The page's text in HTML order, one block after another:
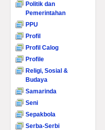
Politik dan
Pemerintahan
PPU
Profil
Profil Calog
Profile
Religi, Sosial &
Budaya
Samarinda
Seni
Sepakbola
Serba-Serbi